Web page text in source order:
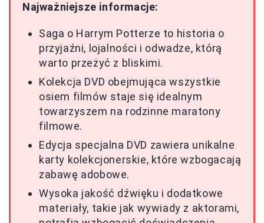
Najważniejsze informacje:
Saga o Harrym Potterze to historia o
przyjaźni, lojalności i odwadze, którą
warto przeżyć z bliskimi.
Kolekcja DVD obejmująca wszystkie
osiem filmów staje się idealnym
towarzyszem na rodzinne maratony
filmowe.
Edycja specjalna DVD zawiera unikalne
karty kolekcjonerskie, które wzbogacają
zabawę adobowe.
Wysoka jakość dźwięku i dodatkowe
materiały, takie jak wywiady z aktorami,